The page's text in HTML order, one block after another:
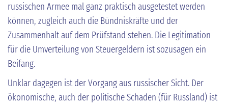
russischen Armee mal ganz praktisch ausgetestet werden
können, zugleich auch die Bündniskräfte und der
Zusammenhalt auf dem Prüfstand stehen. Die Legitimation
für die Umverteilung von Steuergeldern ist sozusagen ein
Beifang.
Unklar dagegen ist der Vorgang aus russischer Sicht. Der
ökonomische, auch der politische Schaden (für Russland) ist